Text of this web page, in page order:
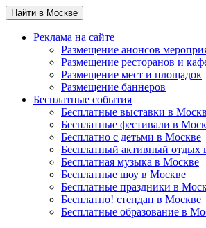
Найти в Москве
Реклама на сайте
Размещение анонсов
Размещение ресторанов и
Размещение мест и площадок
Размещение баннеров
Бесплатные события
Бесплатные выставки в
Бесплатные фестивали в
Бесплатно с детьми в Москве
Бесплатный активный отдых
Бесплатная музыка в Москве
Бесплатные шоу в Москве
Бесплатные праздники в
Бесплатно! стендап в Москве
Бесплатные образование в